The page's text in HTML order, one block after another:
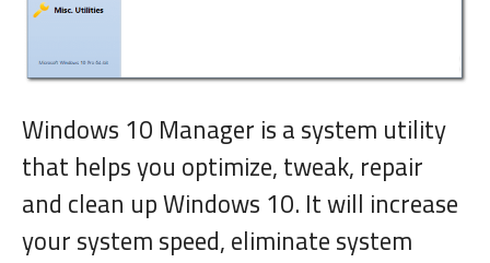
Windows 10 Manager is a system utility
that helps you optimize, tweak, repair
and clean up Windows 10. It will increase
your system speed, eliminate system